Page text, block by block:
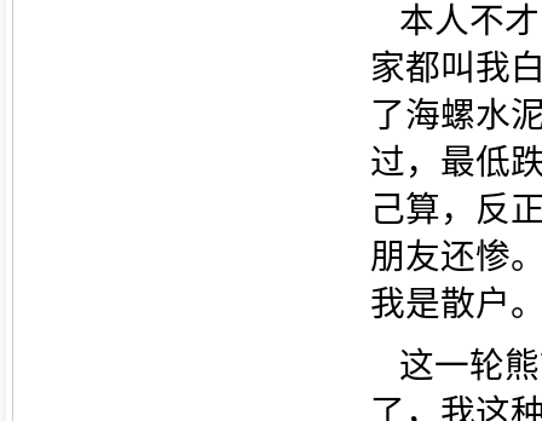
本人不
家都叫我
了海螺水
过，最低
己算，反
朋友还惨
我是散户
这一轮
了，我这